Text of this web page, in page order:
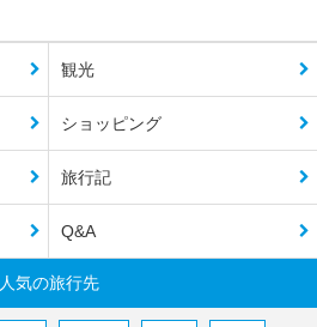
観光
ショッピング
旅行記
Q&A
人気の旅行先